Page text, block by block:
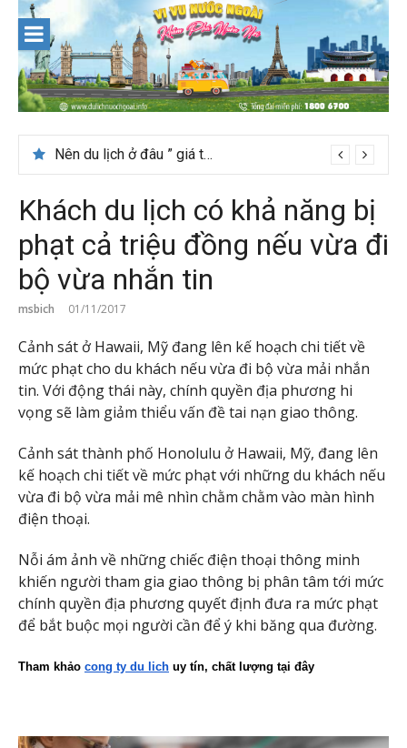
content
Nên du lịch ở đâu ” giá tốt” dịp lễ quốc khánh 2/9
Khách du lịch có khả năng bị
phạt cả triệu đồng nếu vừa đi
bộ vừa nhắn tin
msbich 01/11/2017
Cảnh sát ở Hawaii, Mỹ đang lên kế hoạch chi tiết về
mức phạt cho du khách nếu vừa đi bộ vừa mải nhắn
tin. Với động thái này, chính quyền địa phương hi
vọng sẽ làm giảm thiểu vấn đề tai nạn giao thông.
Cảnh sát thành phố Honolulu ở Hawaii, Mỹ, đang lên
kế hoạch chi tiết về mức phạt với những du khách nếu
vừa đi bộ vừa mải mê nhìn chằm chằm vào màn hình
điện thoại.
Nỗi ám ảnh về những chiếc điện thoại thông minh
khiến người tham gia giao thông bị phân tâm tới mức
chính quyền địa phương quyết định đưa ra mức phạt
để bắt buộc mọi người cần để ý khi băng qua đường.
Tham khảo cong ty du lich uy tín, chất lượng tại đây